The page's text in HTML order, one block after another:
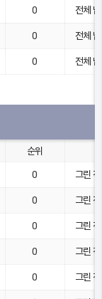
0 전체
0 전체
0 전체
순위
0 그린
0 그린
0 그린
0 그린
0 그린